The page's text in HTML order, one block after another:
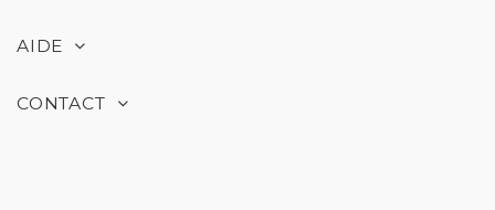
AIDE
CONTACT